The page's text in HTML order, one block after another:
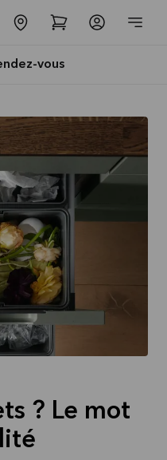
vous
Jusqu'à
5000€
d'appareils
électros
GRATUITS*
Lire la
suite
? Le mot